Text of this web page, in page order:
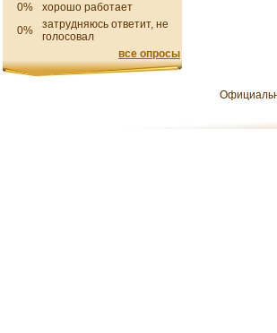
0%
хорошо работает
0%
затрудняюсь ответит, не
голосовал
все опросы